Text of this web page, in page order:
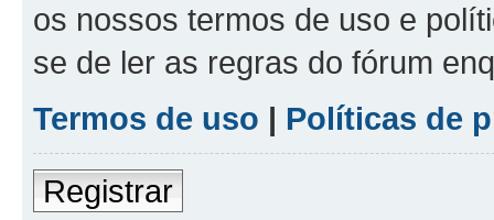
os nossos termos de uso e
se de ler as regras do fórum
Termos de uso | Políticas de
Registrar